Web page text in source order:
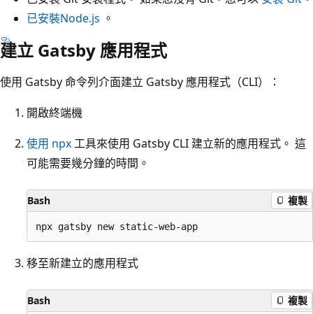
已安裝Node.js 。
建立 Gatsby 應用程式
使用 Gatsby 命令列介面建立 Gatsby 應用程式（CLI）：
開啟終端機
使用 npx工具來使用 Gatsby CLI 建立新的應用程式。 這
可能需要幾分鐘的時間。
Bash 複製
移至新建立的應用程式
Bash 複製